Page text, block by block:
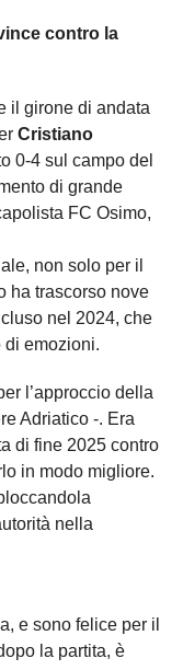
contro la
il girone di andata
Cristiano
0-4 sul campo del
di grande
FC Osimo,
non solo per il
ha trascorso nove
nel 2024, che
di emozioni.
l’approccio della
Adriatico -. Era
di fine 2025 contro
in modo migliore.
nella
e sono felice per il
la partita, è